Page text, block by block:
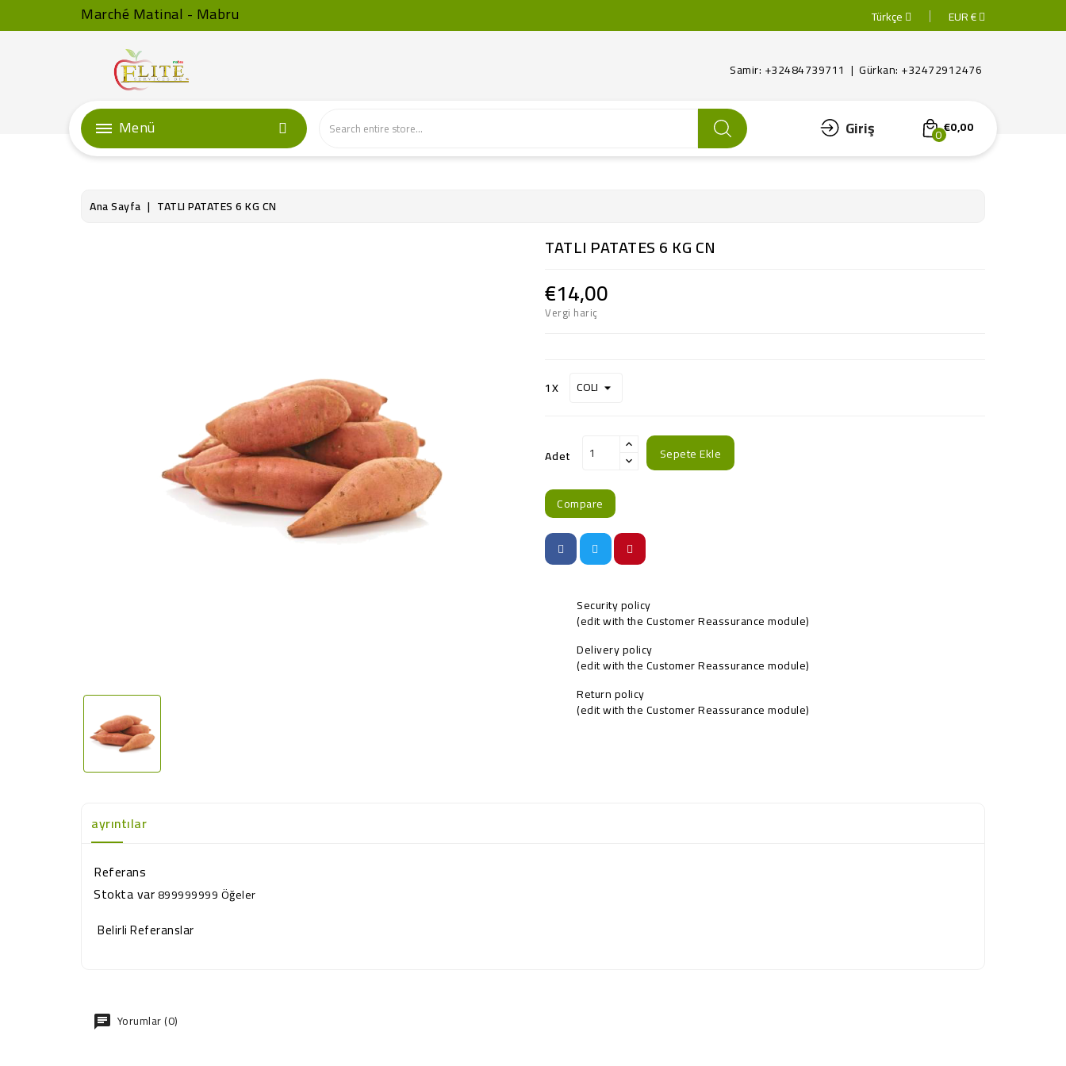
Marché Matinal - Mabru Türkçe EUR €
Samir: +32484739711 | Gürkan: +32472912476
Menü Giriş 0€0,00
Ana Sayfa TATLI PATATES 6 KG CN
TATLI PATATES 6 KG CN
€14,00
Vergi hariç
1X
Adet Sepete Ekle
Compare
Security policy
(edit with the Customer Reassurance module)
Delivery policy
(edit with the Customer Reassurance module)
Return policy
(edit with the Customer Reassurance module)
ayrıntılar
Referans
Stokta var899999999 Öğeler
Belirli Referanslar
Yorumlar (0)